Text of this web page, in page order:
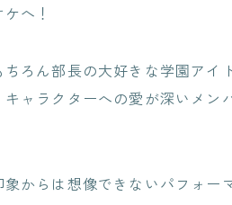
へ！
ろん部長の大好きな学園アイ
ャラクターへの愛が深いメ
象からは想像できないパフォ